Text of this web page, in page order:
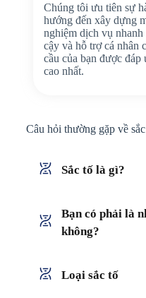
Chúng tôi ưu tiên sự
hướng đến xây dựng
nghiệm dịch vụ
cậy và hỗ trợ cá nhân
cầu của bạn được
cao nhất.
Câu hỏi thường gặp về
Sắc tố là gì?
Bạn có phải là
không?
Loại sắc tố